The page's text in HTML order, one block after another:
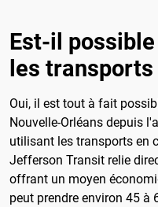
Est-il
les
Oui, il est tout à fait
Nouvelle-Orléans depuis
utilisant les transports en
Jefferson Transit relie
offrant un moyen
peut prendre environ 45 à